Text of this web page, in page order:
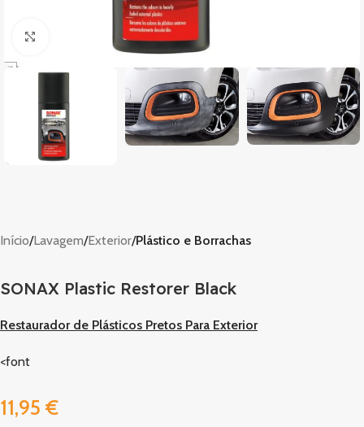
Clique para ampliar
Início Lavagem Exterior Plástico e Borrachas
SONAX Plastic Restorer Black
Restaurador de Plásticos Pretos Para Exterior
<font
11,95 €